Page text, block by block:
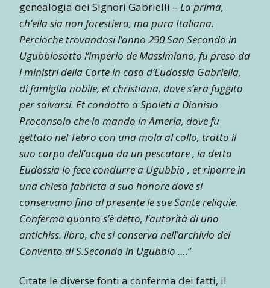
genealogia dei Signori Gabrielli – La prima,
ch’ella sia non forestiera, ma pura Italiana.
Percioche trovandosi l’anno 290 San Secondo in
Ugubbiosotto l’imperio de Massimiano, fu preso da
i ministri della Corte in casa d’Eudossia Gabriella,
di famiglia nobile, et christiana, dove s’era fuggito
per salvarsi. Et condotto a Spoleti a Dionisio
Proconsolo che lo mando in Ameria, dove fu
gettato nel Tebro con una mola al collo, tratto il
suo corpo dell’acqua da un pescatore , la detta
Eudossia lo fece condurre a Ugubbio , et riporre in
una chiesa fabricta a suo honore dove si
conservano fino al presente le sue Sante reliquie.
Conferma quanto s’è detto, l’autorità di uno
antichiss. libro, che si conserva nell’archivio del
Convento di S.Secondo in Ugubbio ….”
Citate le diverse fonti a conferma dei fatti, il